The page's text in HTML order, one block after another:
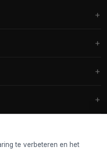
te verbeteren en het